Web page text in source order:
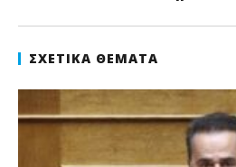
ΣΧΕΤΙΚΆ ΘΈΜΑΤΑ